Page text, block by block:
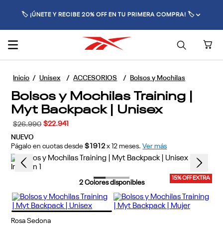
🚚 ENVÍO GRATIS POR COMPRAS SUPERIORES A $70.000 🚚
Unisex ACCESORIOS Bolsos y Mochilas
Bolsos y Mochilas Training |
Myt Backpack | Unisex
$26.990 $22.941
NUEVO
Págalo en cuotas desde $1912 x 12 meses. Ver más
15% OFF EXTRA
2Colores disponibles
Rosa Sedona